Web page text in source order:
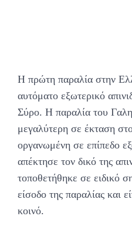
Η πρώτη παραλία στην
αυτόματο εξωτερικό
Σύρο. Η παραλία του
μεγαλύτερη σε έκταση
οργανωμένη σε επίπεδο
απέκτησε τον δικό της
τοποθετήθηκε σε ειδικό
είσοδο της παραλίας και
κοινό.